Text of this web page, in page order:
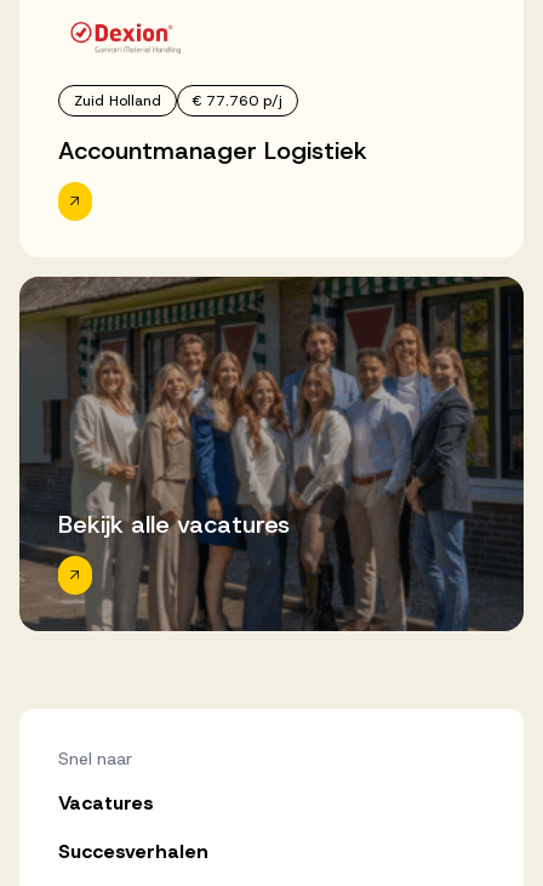
Zuid Holland € 77.760 p/j
Accountmanager Logistiek
Bekijk alle vacatures
Snel naar
Vacatures
Succesverhalen